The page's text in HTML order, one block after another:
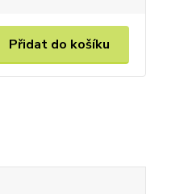
Přidat do košíku